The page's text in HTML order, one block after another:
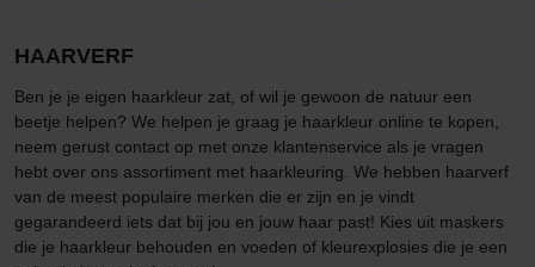
HAARVERF
Ben je je eigen haarkleur zat, of wil je gewoon de natuur een
beetje helpen? We helpen je graag je haarkleur online te kopen,
neem gerust contact op met onze klantenservice als je vragen
hebt over ons assortiment met haarkleuring. We hebben haarverf
van de meest populaire merken die er zijn en je vindt
gegarandeerd iets dat bij jou en jouw haar past! Kies uit maskers
die je haarkleur behouden en voeden of kleurexplosies die je een